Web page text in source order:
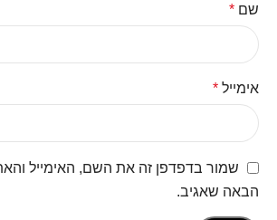
שם *
אימייל *
שמור בדפדפן זה את השם, האימייל
הבאה שאגיב.